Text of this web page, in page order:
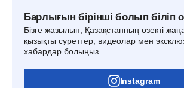
Барлығын бірінші болып біліп
Бізге жазылып, Қазақстанның өзекті
қызықты суреттер, видеолар мен
хабардар болыңыз.
Instagram